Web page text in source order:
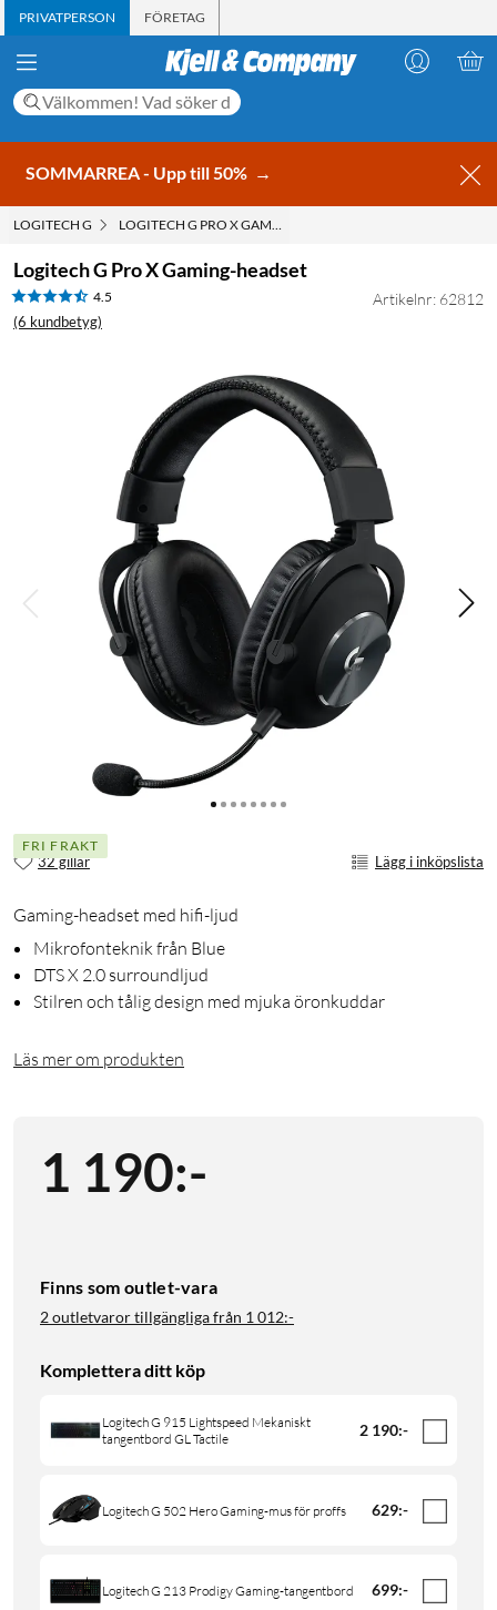
PRIVATPERSON FÖRETAG
SOMMARREA - Upp till 50% →
LOGITECH G LOGITECH G PRO X GAMING-HEADSET
Logitech G Pro X Gaming-headset
4.5
(6 kundbetyg)
Artikelnr: 62812
FRI FRAKT
32 gillar Lägg i inköpslista
Gaming-headset med hifi-ljud
Mikrofonteknik från Blue
DTS X 2.0 surroundljud
Stilren och tålig design med mjuka öronkuddar
Läs mer om produkten
1 190:-
Finns som outlet-vara
2 outletvaror tillgängliga från 1 012:-
Komplettera ditt köp
Logitech G 915 Lightspeed Mekaniskt
tangentbord GL Tactile
2 190:-
Logitech G 502 Hero Gaming-mus för proffs 629:-
Logitech G 213 Prodigy Gaming-tangentbord 699:-